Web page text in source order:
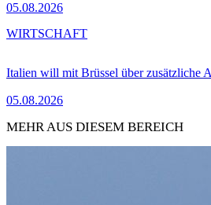
05.08.2026
Italien will mit Brüssel über zusätzliche
05.08.2026
WIRTSCHAFT
MEHR AUS DIESEM BEREICH